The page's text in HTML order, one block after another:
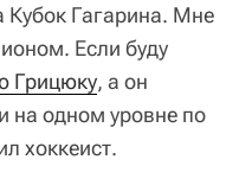
Гагарина. Мне
Если буду
Грицюку, а он
на одном уровне по
хоккеист.